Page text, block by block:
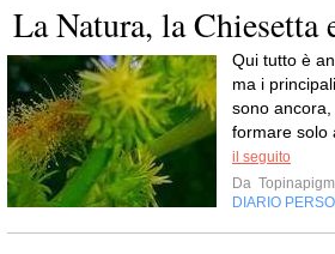
La Natura, la Chiesetta
Qui tutto è
ma i
sono
formare solo
il seguito
Da
DIARIO